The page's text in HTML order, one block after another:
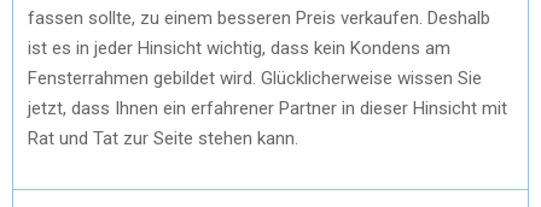
fassen sollte, zu einem besseren Preis verkaufen. Deshalb
ist es in jeder Hinsicht wichtig, dass kein Kondens am
Fensterrahmen gebildet wird. Glücklicherweise wissen Sie
jetzt, dass Ihnen ein erfahrener Partner in dieser Hinsicht mit
Rat und Tat zur Seite stehen kann.